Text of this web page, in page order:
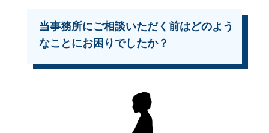
当事務所にご相談いただく前はどのよう
なことにお困りでしたか？